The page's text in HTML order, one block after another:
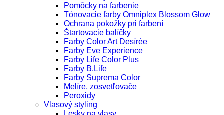
Pomôcky na farbenie
Tónovacie farby Omniplex Blossom Glow
Ochrana pokožky pri farbení
Štartovacie balíčky
Farby Color Art Desírée
Farby Eve Experience
Farby Life Color Plus
Farby B.Life
Farby Suprema Color
Melíre, zosvetľovače
Peroxidy
Vlasový styling